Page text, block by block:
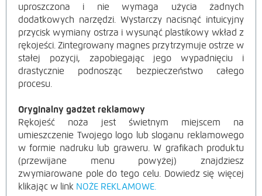
uproszczona i nie wymaga użycia żadnych
dodatkowych narzędzi. Wystarczy nacisnąć intuicyjny
przycisk wymiany ostrza i wysunąć plastikowy wkład z
rękojeści. Zintegrowany magnes przytrzymuje ostrze w
stałej pozycji, zapobiegając jego wypadnięciu i
drastycznie podnosząc bezpieczeństwo całego
procesu.
Oryginalny gadżet reklamowy
Rękojeść noża jest świetnym miejscem na
umieszczenie Twojego logo lub sloganu reklamowego
w formie nadruku lub graweru. W grafikach produktu
(przewijane menu powyżej) znajdziesz
zwymiarowane pole do tego celu. Dowiedz się więcej
klikając w link NOŻE REKLAMOWE.